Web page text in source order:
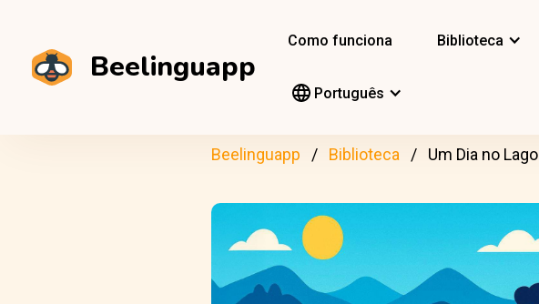
Beelinguapp
Como funciona Biblioteca
Português
Beelinguapp Biblioteca Um Dia no